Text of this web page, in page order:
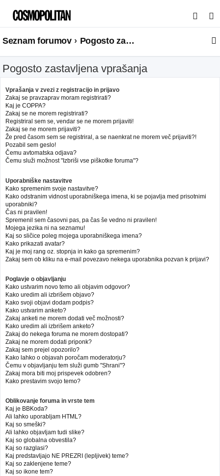
s
a
Seznam forumov Pogosto zastavljena vprašanja
Pogosto zastavljena vprašanja
Vprašanja v zvezi z registracijo in prijavo
Zakaj se pravzaprav moram registrirati?
Kaj je COPPA?
Zakaj se ne morem registrirati?
Registriral sem se, vendar se ne morem prijaviti!
Zakaj se ne morem prijaviti?
Že pred časom sem se registriral, a se naenkrat ne morem več prijaviti?!
Pozabil sem geslo!
Čemu avtomatska odjava?
Čemu služi možnost "Izbriši vse piškotke foruma"?
Uporabniške nastavitve
Kako spremenim svoje nastavitve?
Kako odstranim vidnost uporabniškega imena, ki se pojavlja med prisotnimi
uporabniki?
Čas ni pravilen!
Spremenil sem časovni pas, pa čas še vedno ni pravilen!
Mojega jezika ni na seznamu!
Kaj so sličice poleg mojega uporabniškega imena?
Kako prikazati avatar?
Kaj je moj rang oz. stopnja in kako ga spremenim?
Zakaj sem ob kliku na e-mail povezavo nekega uporabnika pozvan k prijavi?
Poglavje o objavljanju
Kako ustvarim novo temo ali objavim odgovor?
Kako uredim ali izbrišem objavo?
Kako svoji objavi dodam podpis?
Kako ustvarim anketo?
Zakaj anketi ne morem dodati več možnosti?
Kako uredim ali izbrišem anketo?
Zakaj do nekega foruma ne morem dostopati?
Zakaj ne morem dodati priponk?
Zakaj sem prejel opozorilo?
Kako lahko o objavah poročam moderatorju?
Čemu v objavljanju tem služi gumb "Shrani"?
Zakaj mora biti moj prispevek odobren?
Kako prestavim svojo temo?
Oblikovanje foruma in vrste tem
Kaj je BBKoda?
Ali lahko uporabljam HTML?
Kaj so smeški?
Ali lahko objavljam tudi slike?
Kaj so globalna obvestila?
Kaj so razglasi?
Kaj predstavljajo NE PREZRI (lepljivek) teme?
Kaj so zaklenjene teme?
Kaj so ikone tem?